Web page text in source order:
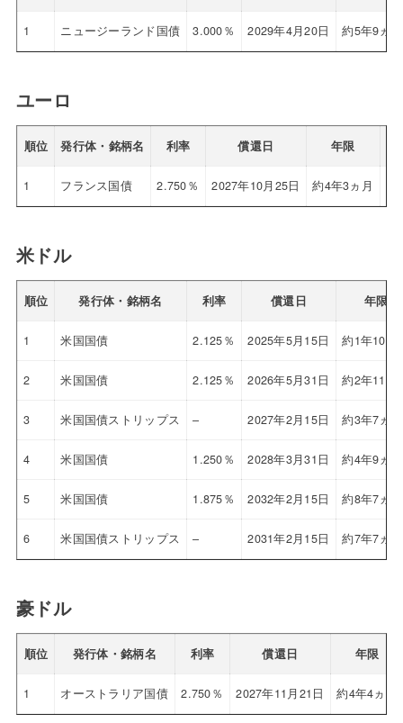
1 ニュージーランド国債 3.000％ 2029年4月20日 約5年9ヵ月
ユーロ
順位 発行体・銘柄名 利率 償還日 年限
1 フランス国債 2.750％ 2027年10月25日 約4年3ヵ月
米ドル
順位 発行体・銘柄名 利率 償還日 年限
1 米国国債 2.125％ 2025年5月15日 約1年10ヵ
2 米国国債 2.125％ 2026年5月31日 約2年11ヵ
3 米国国債ストリップス – 2027年2月15日 約3年7ヵ月
4 米国国債 1.250％ 2028年3月31日 約4年9ヵ月
5 米国国債 1.875％ 2032年2月15日 約8年7ヵ月
6 米国国債ストリップス – 2031年2月15日 約7年7ヵ月
豪ドル
順位 発行体・銘柄名 利率 償還日 年限
1 オーストラリア国債 2.750％ 2027年11月21日 約4年4ヵ月